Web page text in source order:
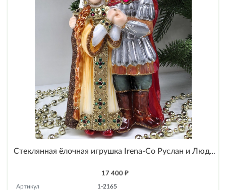
Стеклянная ёлочная игрушка Irena-Co Руслан и Людмила
17 400 ₽
Артикул
1-2165